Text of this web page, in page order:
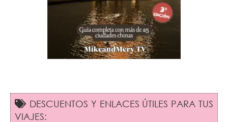
DESCUENTOS Y ENLACES ÚTILES PARA TUS
VIAJES: